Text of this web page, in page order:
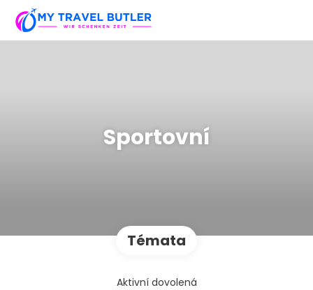
Sportovní
Témata
Aktivní dovolená